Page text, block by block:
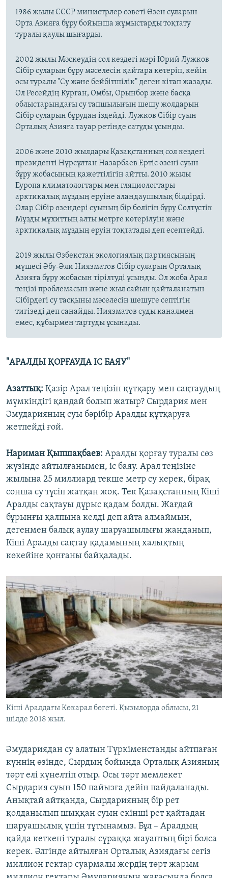
1986 жылы СССР министрлер советі Өзен суларын
Орта Азияға бұру бойынша жұмыстарды тоқтату
туралы қаулы шығарды.
2002 жылы Мәскеудің сол кездегі мэрі Юрий Лужков
Сібір суларын бұру мәселесін қайтара көтеріп, кейін
осы туралы "Су және бейбітшілік" деген кітап жазады.
Ол Ресейдің Курган, Омбы, Орынбор және басқа
облыстарындағы су тапшылығын шешу жолдарын
Сібір суларын бұрудан іздейді. Лужков Сібір суын
Орталық Азияға тауар ретінде сатуды ұсынды.
2006 және 2010 жылдары Қазақстанның сол кездегі
президенті Нұрсұлтан Назарбаев Ертіс өзені суын
бұру жобасының қажеттілігін айтты. 2010 жылы
Еуропа климатологтары мен гляциологтары
арктикалық мұздың еруіне алаңдаушылық білдірді.
Олар Сібір өзендері суының бір бөлігін бұру Солтүстік
Мұзды мұхиттың алты метрге көтерілуін және
арктикалық мұздың еруін тоқтатады деп есептейді.
2019 жылы Өзбекстан экологиялық партиясының
мүшесі Әбу-Әли Ниязматов Сібір суларын Орталық
Азияға бұру жобасын тірілтуді ұсынды. Ол жоба Арал
теңізі проблемасын және жыл сайын қайталанатын
Сібірдегі су тасқыны мәселесін шешуге септігін
тигізеді деп санайды. Ниязматов суды каналмен
емес, құбырмен тартуды ұсынады.
"АРАЛДЫ ҚОРҒАУДА ІС БАЯУ"
Азаттық: Қазір Арал теңізін құтқару мен сақтаудың
мүмкіндігі қандай болып жатыр? Сырдария мен
Әмударияның суы бәрібір Аралды құтқаруға
жетпейді ғой.
Нариман Қыпшақбаев: Аралды қорғау туралы сөз
жүзінде айтылғанымен, іс баяу. Арал теңізіне
жылына 25 миллиард текше метр су керек, бірақ
сонша су түсіп жатқан жоқ. Тек Қазақстанның Кіші
Аралды сақтауы дұрыс қадам болды. Жағдай
бұрынғы қалпына келді деп айта алмаймын,
дегенмен балық аулау шаруашылығы жанданып,
Кіші Аралды сақтау қадамының халықтың
көкейіне қонғаны байқалады.
Кіші Аралдағы Көкарал бөгеті. Қызылорда облысы, 21
шілде 2018 жыл.
Әмудариядан су алатын Түркіменстанды айтпаған
күннің өзінде, Сырдың бойында Орталық Азияның
төрт елі күнелтіп отыр. Осы төрт мемлекет
Сырдария суын 150 пайызға дейін пайдаланады.
Анықтай айтқанда, Сырдарияның бір рет
қолданылып шыққан суын екінші рет қайтадан
шаруашылық үшін тұтынамыз. Бұл – Аралдың
қайда кеткені туралы сұраққа жауаптың бірі болса
керек. Әлгінде айтылған Орталық Азиядағы сегіз
миллион гектар суармалы жердің төрт жарым